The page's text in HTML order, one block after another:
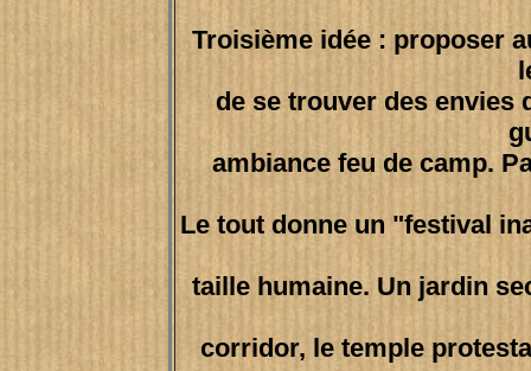
Troisième idée : proposer
de se trouver des envies
ambiance feu de camp.
Le tout donne un "festival
taille humaine. Un jardin
corridor, le temple